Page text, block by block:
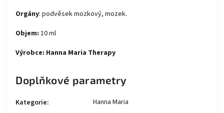
Orgány: podvěsek mozkový, mozek.
Objem: 10 ml
Výrobce: Hanna Maria Therapy
Doplňkové parametry
Kategorie:
Hanna Maria